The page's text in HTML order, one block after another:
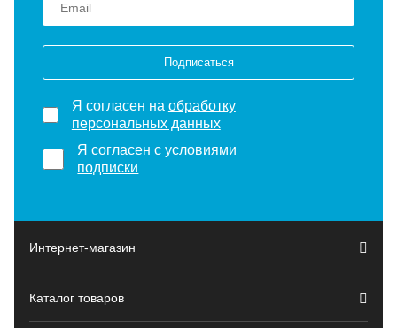
Подписаться
Я согласен на обработку
персональных данных
Я согласен сусловиями
подписки
Интернет-магазин
Каталог товаров